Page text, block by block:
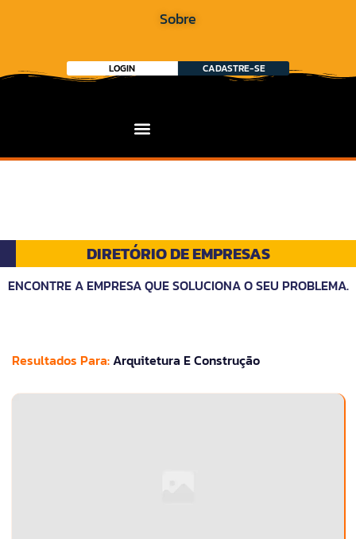
Sobre
LOGIN CADASTRE-SE
DIRETÓRIO DE EMPRESAS
ENCONTRE A EMPRESA QUE SOLUCIONA O SEU PROBLEMA.
Resultados Para:Arquitetura E Construção